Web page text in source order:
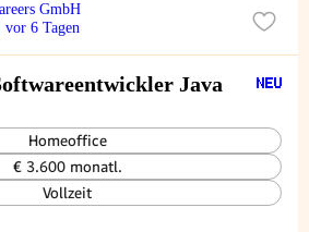
GmbH
| vor 6 Tagen
Java
Homeoffice
€ 3.600 monatl.
Vollzeit